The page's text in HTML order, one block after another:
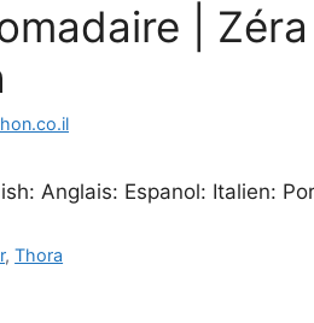
|
Anglais: Espanol: Italien:
,Thora